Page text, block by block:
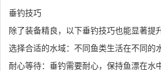
垂钓技巧
除了装备精良，以下垂钓技巧也能显著提
选择合适的水域：不同鱼类生活在不同的
耐心等待：垂钓需要耐心，保持鱼漂在水